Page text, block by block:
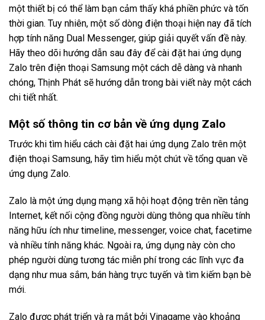
một thiết bị có thể làm bạn cảm thấy khá phiền phức và tốn
thời gian. Tuy nhiên, một số dòng điện thoại hiện nay đã tích
hợp tính năng Dual Messenger, giúp giải quyết vấn đề này.
Hãy theo dõi hướng dẫn sau đây để cài đặt hai ứng dụng
Zalo trên điện thoại Samsung một cách dễ dàng và nhanh
chóng, Thịnh Phát sẽ hướng dẫn trong bài viết này một cách
chi tiết nhất.
Một số thông tin cơ bản về ứng dụng Zalo
Trước khi tìm hiểu cách cài đặt hai ứng dụng Zalo trên một
điện thoại Samsung, hãy tìm hiểu một chút về tổng quan về
ứng dụng Zalo.
Zalo là một ứng dụng mạng xã hội hoạt động trên nền tảng
Internet, kết nối cộng đồng người dùng thông qua nhiều tính
năng hữu ích như timeline, messenger, voice chat, facetime
và nhiều tính năng khác. Ngoài ra, ứng dụng này còn cho
phép người dùng tương tác miễn phí trong các lĩnh vực đa
dạng như mua sắm, bán hàng trực tuyến và tìm kiếm bạn bè
mới.
Zalo được phát triển và ra mắt bởi Vinagame vào khoảng